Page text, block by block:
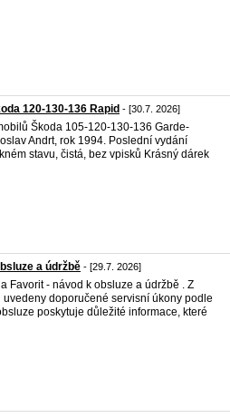
120-130-136 Rapid - [30.7. 2026]
Škoda 105-120-130-136 Garde-
Andrt, rok 1994. Poslední vydání
stavu, čistá, bez vpisků Krásný dárek
a údržbě - [29.7. 2026]
Favorit - návod k obsluze a údržbě . Z
doporučené servisní úkony podle
poskytuje důležité informace, které